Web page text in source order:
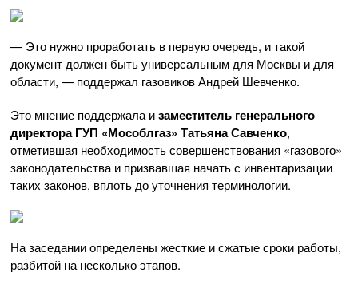
— Это нужно проработать в первую очередь, и такой
документ должен быть универсальным для Москвы и для
области, — поддержал газовиков Андрей Шевченко.
Это мнение поддержала изаместитель генерального
директора ГУП «Мособлгаз» Татьяна Савченко,
отметившая необходимость совершенствования «газового»
законодательства и призвавшая начать с инвентаризации
таких законов, вплоть до уточнения терминологии.
На заседании определены жесткие и сжатые сроки работы,
разбитой на несколько этапов.